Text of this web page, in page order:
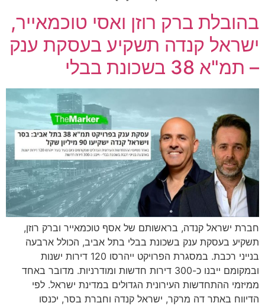
בהובלת ברק רוזן ואסי טוכמאייר,
ישראל קנדה תשקיע בעסקת ענק
– תמ"א 38 בשכונת בבלי
חברת ישראל קנדה, בראשותם של אסף טוכמאייר וברק רוזן,
תשקיע בעסקת ענק בשכונת בבלי בתל אביב, הכולל ארבעה
בנייני רכבת. במסגרת הפרויקט ייהרסו 120 דירות ישנות
ובמקומם ייבנו כ-300 דירות חדשות ומודרניות. מדובר באחד
ממיזמי ההתחדשות העירונית הגדולים במדינת ישראל. לפי
הדיווח באתר דה מרקר, ישראל קנדה וחברת בסר, יכנסו